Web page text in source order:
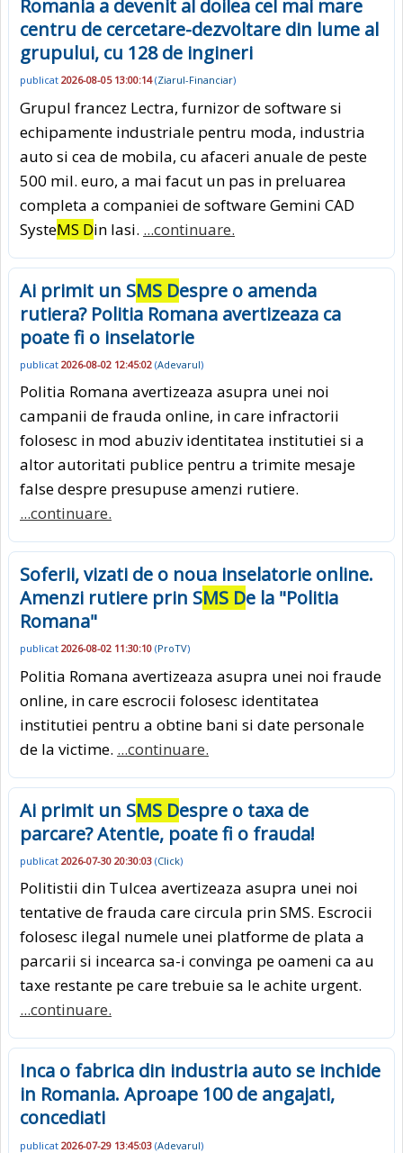
Romania a devenit al doilea cel mai mare
centru de cercetare-dezvoltare din lume al
grupului, cu 128 de ingineri
publicat 2026-08-05 13:00:14(Ziarul-Financiar)
Grupul francez Lectra, furnizor de software si
echipamente industriale pentru moda, industria
auto si cea de mobila, cu afaceri anuale de peste
500 mil. euro, a mai facut un pas in preluarea
completa a companiei de software Gemini CAD
SysteMS Din Iasi. ...continuare.
Ai primit un SMS Despre o amenda
rutiera? Politia Romana avertizeaza ca
poate fi o inselatorie
publicat 2026-08-02 12:45:02 (Adevarul)
Politia Romana avertizeaza asupra unei noi
campanii de frauda online, in care infractorii
folosesc in mod abuziv identitatea institutiei si a
altor autoritati publice pentru a trimite mesaje
false despre presupuse amenzi rutiere.
...continuare.
Soferii, vizati de o noua inselatorie online.
Amenzi rutiere prin SMS De la "Politia
Romana"
publicat 2026-08-02 11:30:10 (ProTV)
Politia Romana avertizeaza asupra unei noi fraude
online, in care escrocii folosesc identitatea
institutiei pentru a obtine bani si date personale
de la victime. ...continuare.
Ai primit un SMS Despre o taxa de
parcare? Atentie, poate fi o frauda!
publicat 2026-07-30 20:30:03 (Click)
Politistii din Tulcea avertizeaza asupra unei noi
tentative de frauda care circula prin SMS. Escrocii
folosesc ilegal numele unei platforme de plata a
parcarii si incearca sa-i convinga pe oameni ca au
taxe restante pe care trebuie sa le achite urgent.
...continuare.
Inca o fabrica din industria auto se inchide
in Romania. Aproape 100 de angajati,
concediati
publicat 2026-07-29 13:45:03 (Adevarul)